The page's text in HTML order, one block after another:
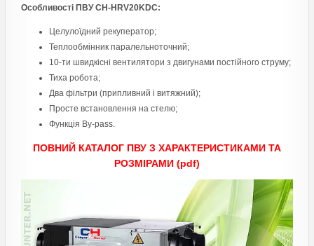
Особливості ПВУ CH-HRV20KDC:
Целулоїдний рекуператор;
Теплообмінник паралельноточний;
10-ти швидкісні вентилятори з двигунами постійного струму;
Тиха робота;
Два фільтри (припливний і витяжний);
Просте встановлення на стелю;
Функція By-pass.
ПОВНИЙ КАТАЛОГ ПВУ З ХАРАКТЕРИСТИКАМИ ТА
РОЗМІРАМИ (pdf)